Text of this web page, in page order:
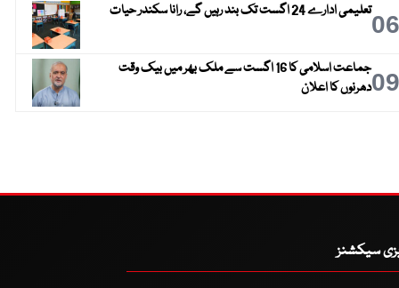
06تعلیمی ادارے 24 اگست تک بند رہیں گے، رانا سکندر حیات
09
جماعت اسلامی کا 16 اگست سے ملک بھر میں بیک وقت
دھرنوں کا اعلان
سیکشنز